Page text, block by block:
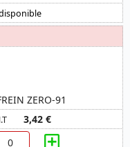
ZERO-91
3,42 €